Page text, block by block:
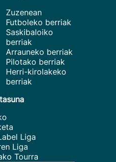
Zuzenean
Futboleko berriak
Saskibaloiko
berriak
Arrauneko berriak
Pilotako berriak
Herri-kirolakeko
berriak
Liga
Liga
Tourra